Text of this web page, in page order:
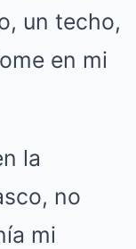
un techo,
en mi
la
no
mi